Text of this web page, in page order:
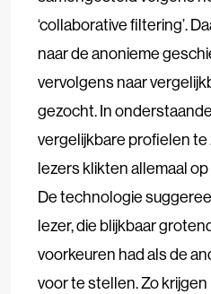
‘collaborative filtering’.
naar de anonieme
vervolgens naar
gezocht. In
vergelijkbare profielen te
lezers klikten allemaal
De technologie
lezer, die blijkbaar
voorkeuren had als de
voor te stellen. Zo